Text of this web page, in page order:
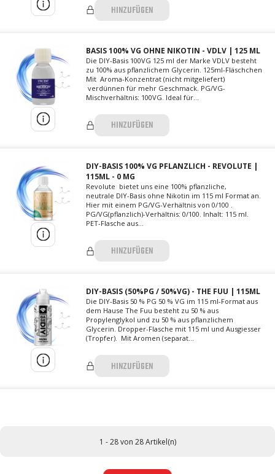
HINZUFÜGEN
BASIS 100% VG OHNE NIKOTIN - VDLV | 125 ML
Die DIY-Basis 100VG 125 ml der Marke VDLV besteht
zu 100% aus pflanzlichem Glycerin. 125ml-Fläschchen
Mit Aroma-Konzentrat (nicht mitgeliefert)
verdünnen für mehr Geschmack. PG/VG-
Mischverhältnis: 100VG. Ideal für...
HINZUFÜGEN
DIY-BASIS 100% VG PFLANZLICH - REVOLUTE |
115ML - 0 MG
Revolute bietet uns eine 100% pflanzliche,
neutrale DIY-Basis ohne Nikotin im 115 ml Format an.
Hier mit einem PG/VG-Verhältnis von 0/100 .
PG/VG(pflanzlich)-Verhältnis: 0/100. Inhalt: 115 ml.
PET-Flasche aus...
HINZUFÜGEN
DIY-BASIS (50%PG / 50%VG) - THE FUU | 115ML
Die DIY-Basis 50 % PG 50 % VG im 115 ml-Format aus
dem Hause The Fuu besteht zu 50 % aus
Propylenglykol und zu 50 % aus pflanzlichem
Glycerin. Dropper-Flasche mit 115 ml und Ausgiesser
(Tropfer). Mit Aromen (separat...
HINZUFÜGEN
1 - 28 von 28 Artikel(n)